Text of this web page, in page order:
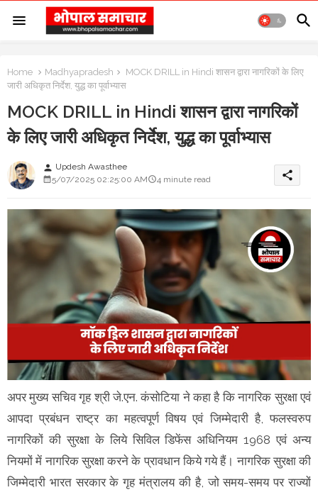
Home Madhyapradesh
MOCK DRILL in Hindi शासन द्वारा नागरिकों के लिए
जारी अधिकृत निर्देश, युद्ध का पूर्वाभ्यास
MOCK DRILL in Hindi शासन द्वारा नागरिकों
के लिए जारी अधिकृत निर्देश, युद्ध का पूर्वाभ्यास
person Updesh Awasthee
5/07/2025 02:25:00 AM
4 minute read share
अपर मुख्य सचिव गृह श्री जे.एन. कंसोटिया ने कहा है कि नागरिक सुरक्षा एवं
आपदा प्रबंधन राष्ट्र का महत्वपूर्ण विषय एवं जिम्मेदारी है, फलस्वरुप
नागरिकों की सुरक्षा के लिये सिविल डिफेंस अधिनियम 1968 एवं अन्य
नियमों में नागरिक सुरक्षा करने के प्रावधान किये गये हैं। नागरिक सुरक्षा की
जिम्मेदारी भारत सरकार के गृह मंत्रालय की है, जो समय-समय पर राज्यों